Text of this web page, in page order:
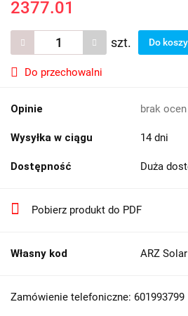
2377.01
szt. Do
Do przechowalni
Opinie brak ocen
Wysyłka w ciągu 14 dni
Dostępność Duża
Pobierz produkt do PDF
Własny kod ARZ
Zamówienie telefoniczne: 601993799